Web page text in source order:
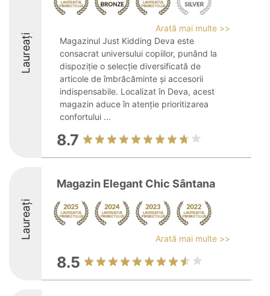
Laureați
Arată mai multe >>
Magazinul Just Kidding Deva este
consacrat universului copiilor, punând la
dispoziție o selecție diversificată de
articole de îmbrăcăminte și accesorii
indispensabile. Localizat în Deva, acest
magazin aduce în atenție prioritizarea
confortului ...
8.7
Laureați
Magazin Elegant Chic Sântana
Arată mai multe >>
8.5